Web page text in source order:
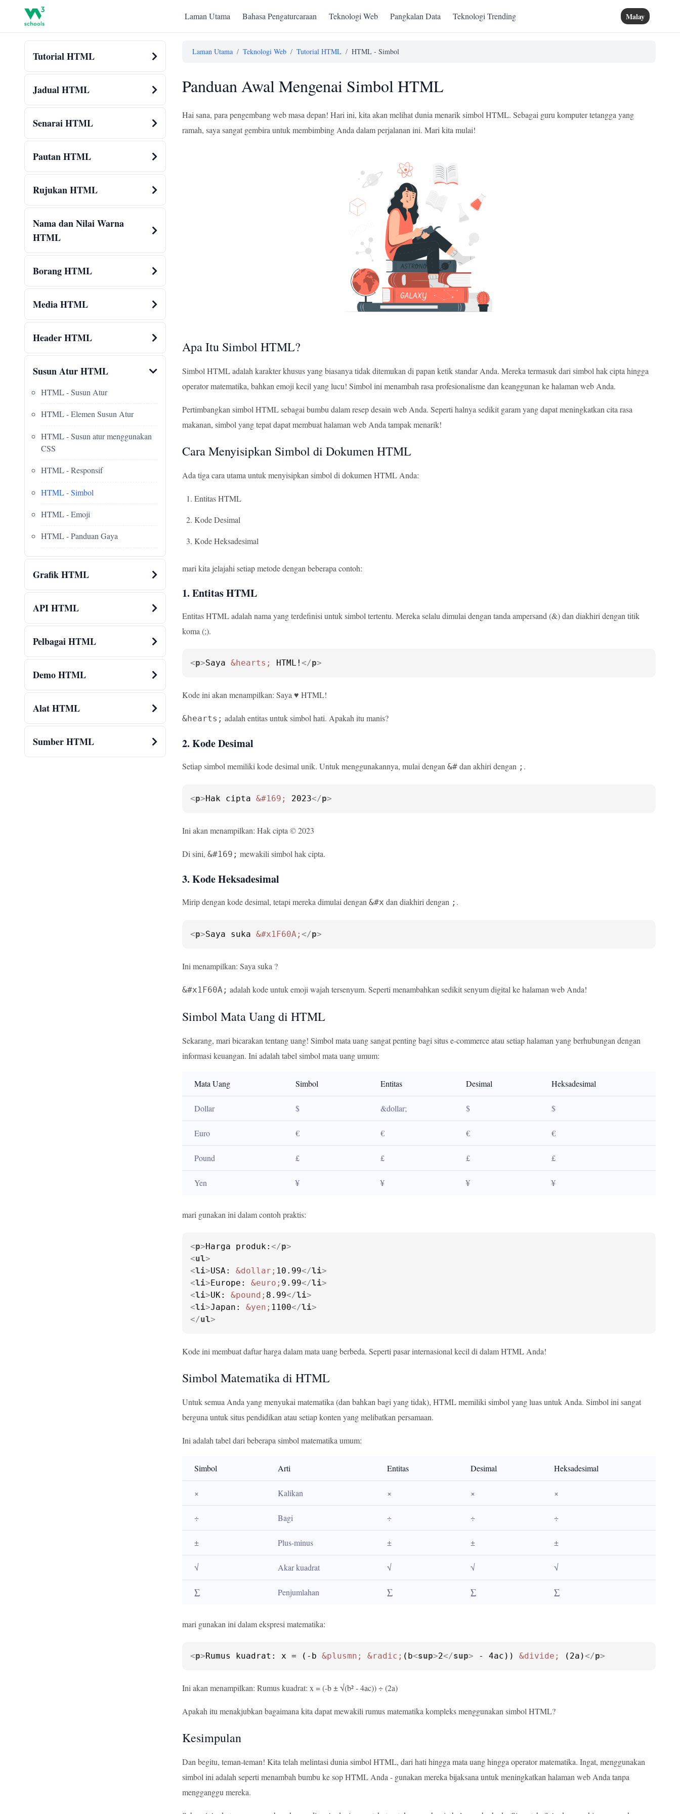
Laman Utama Bahasa Pengaturcaraan Teknologi Web Pangkalan Data Teknologi Trending Malay
Tutorial HTML
Jadual HTML
Senarai HTML
Pautan HTML
Rujukan HTML
Nama dan Nilai Warna
HTML
Borang HTML
Media HTML
Header HTML
Susun Atur HTML
HTML - Susun Atur
HTML - Elemen Susun Atur
HTML - Susun atur menggunakan
CSS
HTML - Responsif
HTML - Simbol
HTML - Emoji
HTML - Panduan Gaya
Grafik HTML
API HTML
Pelbagai HTML
Demo HTML
Alat HTML
Sumber HTML
Laman Utama / Teknologi Web / Tutorial HTML / HTML - Simbol
Panduan Awal Mengenai Simbol HTML
Hai sana, para pengembang web masa depan! Hari ini, kita akan melihat dunia menarik simbol HTML. Sebagai guru komputer tetangga yang
ramah, saya sangat gembira untuk membimbing Anda dalam perjalanan ini. Mari kita mulai!
Apa Itu Simbol HTML?
Simbol HTML adalah karakter khusus yang biasanya tidak ditemukan di papan ketik standar Anda. Mereka termasuk dari simbol hak cipta hingga
operator matematika, bahkan emoji kecil yang lucu! Simbol ini menambah rasa profesionalisme dan keanggunan ke halaman web Anda.
Pertimbangkan simbol HTML sebagai bumbu dalam resep desain web Anda. Seperti halnya sedikit garam yang dapat meningkatkan cita rasa
makanan, simbol yang tepat dapat membuat halaman web Anda tampak menarik!
Cara Menyisipkan Simbol di Dokumen HTML
Ada tiga cara utama untuk menyisipkan simbol di dokumen HTML Anda:
Entitas HTML
Kode Desimal
Kode Heksadesimal
mari kita jelajahi setiap metode dengan beberapa contoh:
1. Entitas HTML
Entitas HTML adalah nama yang terdefinisi untuk simbol tertentu. Mereka selalu dimulai dengan tanda ampersand (&) dan diakhiri dengan titik
koma (;).
<p>Saya &hearts; HTML! </p>
Kode ini akan menampilkan: Saya ♥ HTML!
&hearts; adalah entitas untuk simbol hati. Apakah itu manis?
2. Kode Desimal
Setiap simbol memiliki kode desimal unik. Untuk menggunakannya, mulai dengan &# dan akhiri dengan ; .
<p>Hak cipta &#169; 2023</p>
Ini akan menampilkan: Hak cipta © 2023
Di sini, &#169; mewakili simbol hak cipta.
3. Kode Heksadesimal
Mirip dengan kode desimal, tetapi mereka dimulai dengan &#x dan diakhiri dengan ; .
<p>Saya suka &#x1F60A; </p>
Ini menampilkan: Saya suka ?
&#x1F60A; adalah kode untuk emoji wajah tersenyum. Seperti menambahkan sedikit senyum digital ke halaman web Anda!
Simbol Mata Uang di HTML
Sekarang, mari bicarakan tentang uang! Simbol mata uang sangat penting bagi situs e-commerce atau setiap halaman yang berhubungan dengan
informasi keuangan. Ini adalah tabel simbol mata uang umum:
Mata Uang Simbol Entitas Desimal Heksadesimal
Dollar $ &dollar; $ $
Euro € € € €
Pound £ £ £ £
Yen ¥ ¥ ¥ ¥
mari gunakan ini dalam contoh praktis:
<p>Harga produk: </p>
<ul>
<li>USA: &dollar; 10.99</li>
<li>Europe: &euro; 9.99</li>
<li>UK: &pound; 8.99</li>
<li>Japan: &yen; 1100</li>
</ul>
Kode ini membuat daftar harga dalam mata uang berbeda. Seperti pasar internasional kecil di dalam HTML Anda!
Simbol Matematika di HTML
Untuk semua Anda yang menyukai matematika (dan bahkan bagi yang tidak), HTML memiliki simbol yang luas untuk Anda. Simbol ini sangat
berguna untuk situs pendidikan atau setiap konten yang melibatkan persamaan.
Ini adalah tabel dari beberapa simbol matematika umum:
Simbol Arti Entitas Desimal Heksadesimal
× Kalikan × × ×
÷ Bagi ÷ ÷ ÷
± Plus-minus ± ± ±
√ Akar kuadrat √ √ √
∑ Penjumlahan ∑ ∑ ∑
mari gunakan ini dalam ekspresi matematika:
<p>Rumus kuadrat: x = (-b &plusmn; &radic; (b<sup>2</sup> - 4ac)) &divide; (2a)</p>
Ini akan menampilkan: Rumus kuadrat: x = (-b ± √(b² - 4ac)) ÷ (2a)
Apakah itu menakjubkan bagaimana kita dapat mewakili rumus matematika kompleks menggunakan simbol HTML?
Kesimpulan
Dan begitu, teman-teman! Kita telah melintasi dunia simbol HTML, dari hati hingga mata uang hingga operator matematika. Ingat, menggunakan
simbol ini adalah seperti menambah bumbu ke sop HTML Anda - gunakan mereka bijaksana untuk meningkatkan halaman web Anda tanpa
mengganggu mereka.